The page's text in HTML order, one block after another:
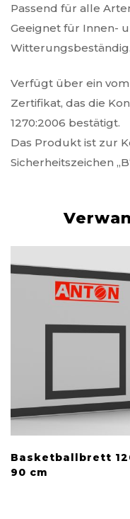
Passend für alle
Geeignet für Innen-
Witterungsbeständig.
Verfügt über ein
Zertifikat, das die
1270:2006 bestätigt.
Das Produkt ist zur
Sicherheitszeichen
Basketballbrett
90 cm